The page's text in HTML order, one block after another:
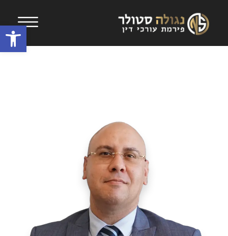
Open toolbar